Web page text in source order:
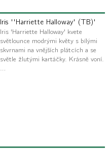
Iris ''Harriette Halloway' (TB)'
Iris 'Harriette Halloway' kvete
světlounce modrými květy s bílými
skvrnami na vnějších plátcích a se
světle žlutými kartáčky. Krásně voní.
…